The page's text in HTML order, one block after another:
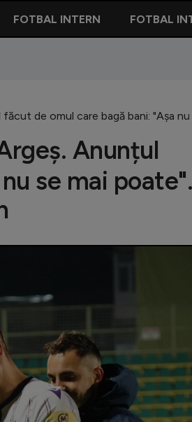
FOTBAL INTERN FOTBAL
de omul care bagă bani: "Așa
Anunțul
se mai poate".